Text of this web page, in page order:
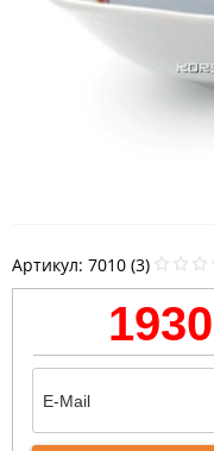
Артикул: 7010 (3)
1930